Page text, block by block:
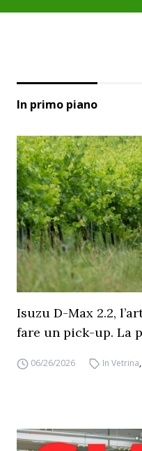
In primo piano
Isuzu D-Max 2.2,
fare un pick-up. La
06/26/2026 In Vetrina,